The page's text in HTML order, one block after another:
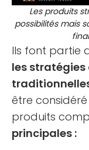
Les produits
possibilités mais
Ils font partie
les stratégies
être
produits
principales :